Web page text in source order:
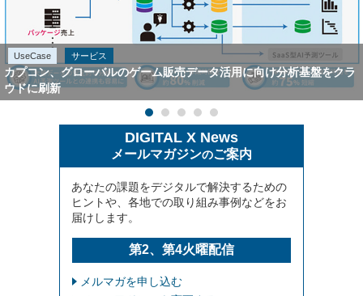
UseCase サービス
カプコン、グローバルのゲーム販売データ活用に向け分析基盤をクラ
ウドに刷新
DIGITAL X News
メールマガジンのご案内
あなたの課題をデジタルで解決するための
ヒントや、各地での取り組み事例などをお
届けします。
第2、第4火曜配信
メルマガを申し込む